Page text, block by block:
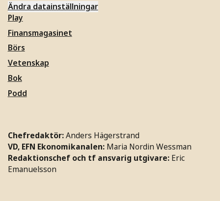
Ändra datainställningar
Play
Finansmagasinet
Börs
Vetenskap
Bok
Podd
Chefredaktör:Anders Hägerstrand
VD, EFN Ekonomikanalen: Maria Nordin Wessman
Redaktionschef och tf ansvarig utgivare: Eric
Emanuelsson